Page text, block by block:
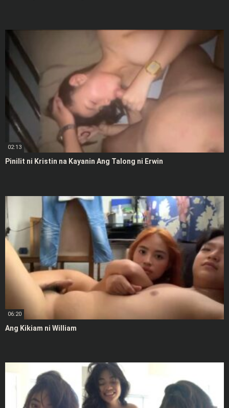
02:13
Pinilit ni Kristin na Kayanin Ang Talong ni Erwin
06:20
Ang Kikiam ni William